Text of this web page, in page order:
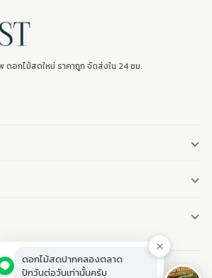
อกไม้สดใหม่ ราคาถูก จัดส่งใน 24 ชม.
ายพวงหรีด ดอกไม้งานศพ ปากคลองตลาด.